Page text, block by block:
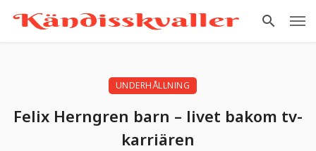
UNDERHÅLLNING
Felix Herngren barn – livet bakom tv-
karriären